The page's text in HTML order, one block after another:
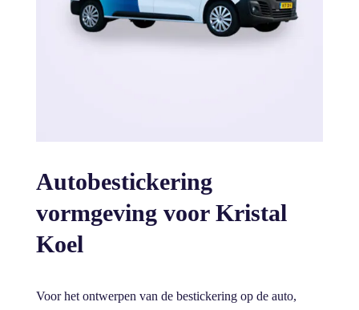
Autobestickering
vormgeving voor Kristal
Koel
Voor het ontwerpen van de bestickering op de auto,